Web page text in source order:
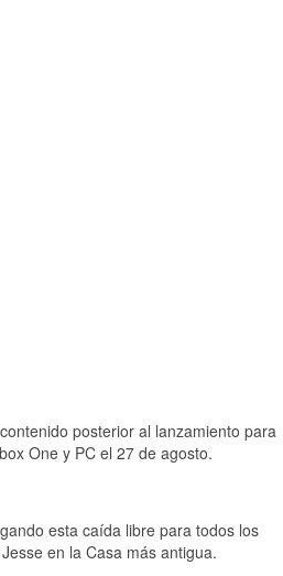
posterior al lanzamiento para
One y PC el 27 de agosto.
esta caída libre para todos los
en la Casa más antigua.